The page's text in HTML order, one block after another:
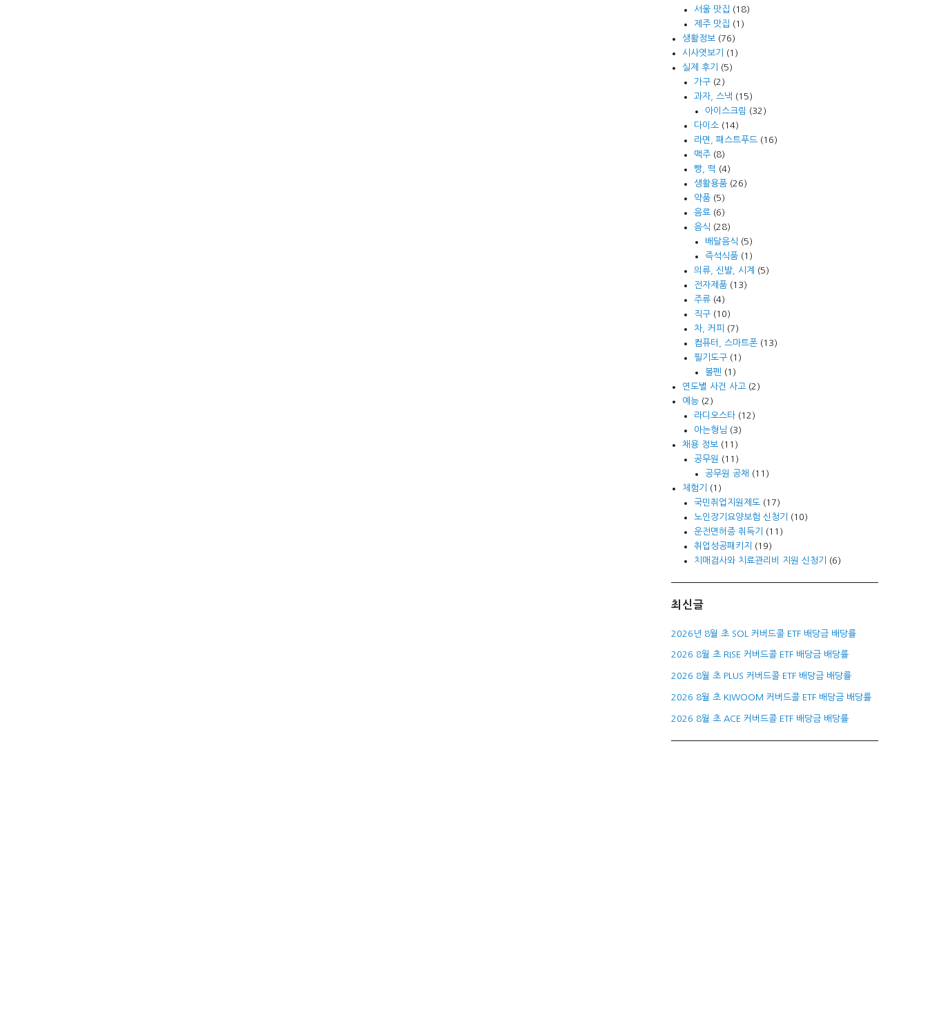
서울 맛집 (18)
제주 맛집 (1)
생활정보 (76)
시사엿보기
(1)
실제 후기
(5)
가구(2)
과자, 스낵 (15)
아이스크림 (32)
다이소(14)
라면, 패스트푸드(16)
맥주(8)
빵, 떡 (4)
생활용품(26)
약품(5)
음료(6)
음식 (28)
배달음식 (5)
즉석식품(1)
의류, 신발, 시계
(5)
전자제품(13)
주류(4)
직구(10)
차, 커피
(7)
컴퓨터, 스마트폰(13)
필기도구(1)
볼펜 (1)
연도별 사건 사고 (2)
예능 (2)
라디오스타(12)
아는형님 (3)
채용 정보 (11)
공무원
(11)
공무원 공채 (11)
체험기
(1)
국민취업지원제도(17)
노인장기요양보험 신청기
(10)
운전면허증 취득기
(11)
취업성공패키지
(19)
치매검사와 치료관리비 지원 신청기
(6)
최신글
2026년 8월 초 SOL 커버드콜 ETF 배당금 배당률
2026 8월 초 RISE 커버드콜 ETF 배당금 배당률
2026 8월 초 PLUS 커버드콜 ETF 배당금 배당률
2026 8월 초 KIWOOM 커버드콜 ETF 배당금 배당률
2026 8월 초 ACE 커버드콜 ETF 배당금 배당률